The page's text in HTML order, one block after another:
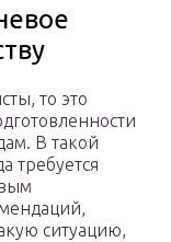
то это
В такой
требуется
ситуацию,